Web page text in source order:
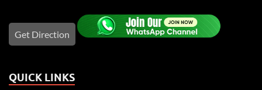
Get Direction
QUICK LINKS